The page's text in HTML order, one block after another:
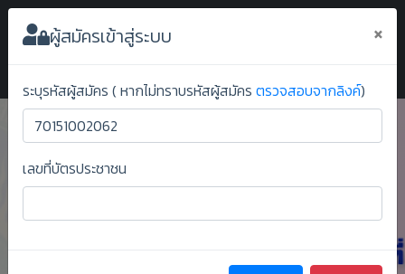
ระบบยืนยันสิทธิ์ออนไลน์ ม.ราชภัฏสกลนคร
ผู้สมัครเข้าสู่ระบบ ×
ระบุรหัสผู้สมัคร ( หากไม่ทราบรหัสผู้สมัคร ตรวจสอบจากลิงค์)
เลขที่บัตรประชาชน